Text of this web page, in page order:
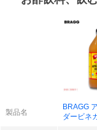
製品名
BRAGG
ダービネ